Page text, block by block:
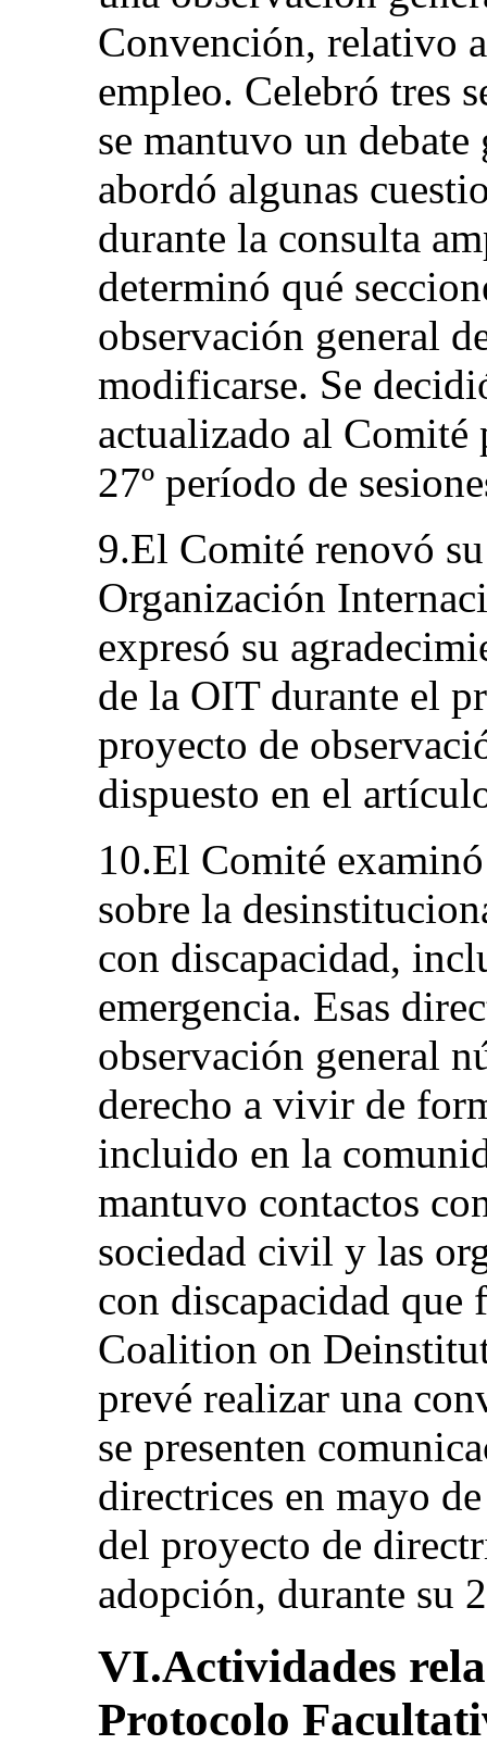
Convención, relativo
empleo. Celebró tres
se mantuvo un
abordó algunas
durante la consulta
determinó qué
observación general
modificarse. Se
actualizado al Comité
27º período de
9.El Comité renovó
Organización
expresó su
de la OIT durante el
proyecto de
dispuesto en el
10.El Comité
sobre la
con discapacidad,
emergencia. Esas
observación general
derecho a vivir de
incluido en la
mantuvo contactos
sociedad civil y las
con discapacidad que
Coalition on
prevé realizar una
se presenten
directrices en mayo
del proyecto de
adopción, durante su
VI.Actividades
Protocolo